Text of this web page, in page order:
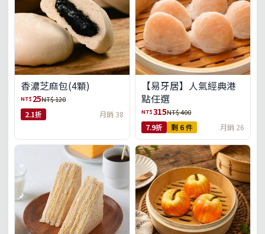
香濃芝麻包(4顆)
NT$ 25NT$ 120
2.1折 月銷 38
【易牙居】人氣經典港
點任選
NT$315NT$ 400
7.9折 剩 6 件 月銷 26